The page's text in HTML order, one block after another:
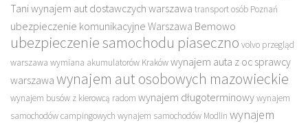
Tani wynajem aut dostawczych warszawa transport osób Poznań
ubezpieczenie komunikacyjne Warszawa Bemowo
ubezpieczenie samochodu piaseczno volvo przegląd
warszawa wymiana akumulatorów Krakówwynajem auta z oc sprawcy
warszawa wynajem aut osobowych mazowieckie
wynajem busów z kierowcą radom wynajem długoterminowywynajem
samochodów campingowych wynajem samochodów Modlin wynajem